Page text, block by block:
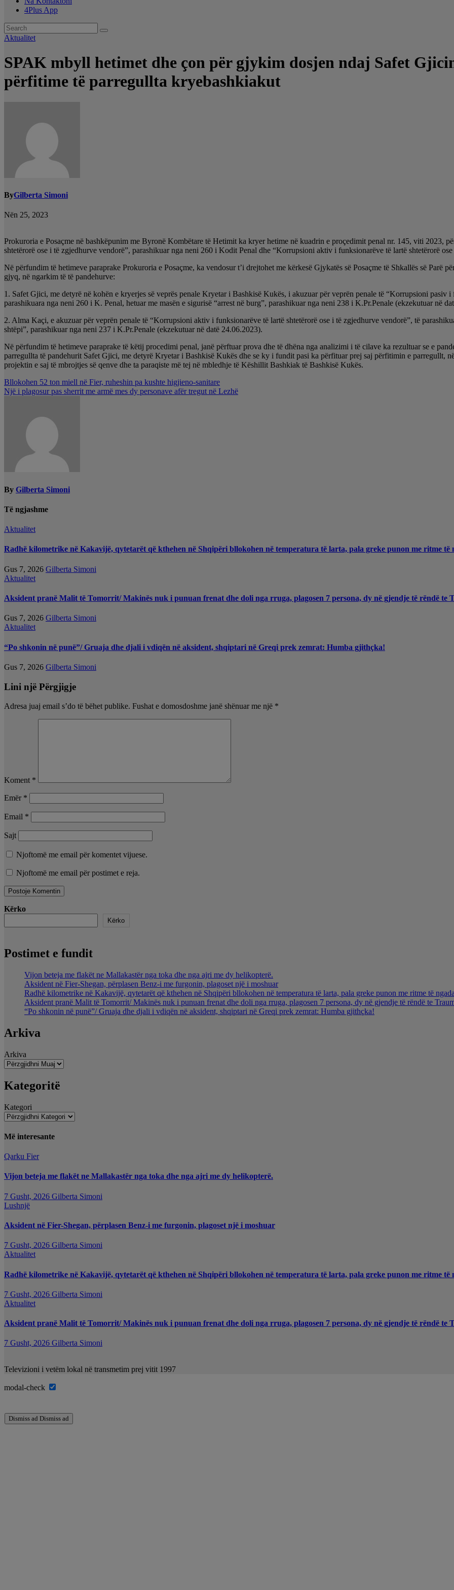
4Plus App
Aktualitet
SPAK mbyll hetimet dhe çon për gjykim dosjen ndaj Safet
përfitime të parregullta kryebashkiakut
ByGilberta Simoni
Nën 25, 2023
Prokuroria e Posaçme në bashkëpunim me Byronë Kombëtare të Hetimit ka kryer hetime në kuadrin e proçedimit penal nr. 145, viti 2023,
shtetërorë ose i të zgjedhurve vendorë”, parashikuar nga neni 260 i Kodit Penal dhe “Korrupsioni aktiv i funksionarëve të lartë shtetërorë
Në përfundim të hetimeve paraprake Prokuroria e Posaçme, ka vendosur t’i drejtohet me kërkesë Gjykatës së Posaçme të Shkallës së Parë
gjyq, në ngarkim të të pandehurve:
1. Safet Gjici, me detyrë në kohën e kryerjes së veprës penale Kryetar i Bashkisë Kukës, i akuzuar për veprën penale të “Korrupsioni pasiv
parashikuara nga neni 260 i K. Penal, hetuar me masën e sigurisë “arrest në burg”, parashikuar nga neni 238 i K.Pr.Penale (ekzekutuar në
2. Alma Kaçi, e akuzuar për veprën penale të “Korrupsioni aktiv i funksionarëve të lartë shtetërorë ose i të zgjedhurve vendorë”, të
shtëpi”, parashikuar nga neni 237 i K.Pr.Penale (ekzekutuar në datë 24.06.2023).
Në përfundim të hetimeve paraprake të këtij procedimi penal, janë përftuar prova dhe të dhëna nga analizimi i të cilave ka rezultuar se e
parregullta të pandehurit Safet Gjici, me detyrë Kryetar i Bashkisë Kukës dhe se ky i fundit pasi ka përfituar prej saj përfitimin e parregullt,
projektin e saj të mbrojtjes së qenve dhe ta paraqiste më tej në mbledhje të Këshillit Bashkiak të Bashkisë Kukës.
Lëvizje
te
Bllokohen 52 ton miell në Fier, ruheshin pa kushte higjieno-sanitare
Një i plagosur pas sherrit me armë mes dy personave afër tregut në Lezhë
By Gilberta Simoni
Të ngjashme
Aktualitet
Radhë kilometrike në Kakavijë, qytetarët që kthehen në Shqipëri bllokohen në temperatura të larta, pala greke punon me ritme të
Gus 7, 2026 Gilberta Simoni
Aktualitet
Aksident pranë Malit të Tomorrit/ Makinës nuk i punuan frenat dhe doli nga rruga, plagosen 7 persona, dy në gjendje të rëndë te
Gus 7, 2026 Gilberta Simoni
Aktualitet
“Po shkonin në punë”/ Gruaja dhe djali i vdiqën në aksident, shqiptari në Greqi prek zemrat: Humba gjithçka!
Gus 7, 2026 Gilberta Simoni
Lini një Përgjigje
Adresa juaj email s’do të bëhet publike. Fushat e domosdoshme janë shënuar me një *
Koment *
Emër *
Email *
Sajt
Njoftomë me email për komentet vijuese.
Njoftomë me email për postimet e reja.
Kërko
Kërko
Postimet e fundit
Vijon beteja me flakët ne Mallakastër nga toka dhe nga ajri me dy helikopterë.
Aksident në Fier-Shegan, përplasen Benz-i me furgonin, plagoset një i moshuar
Radhë kilometrike në Kakavijë, qytetarët që kthehen në Shqipëri bllokohen në temperatura të larta, pala greke punon me ritme të
Aksident pranë Malit të Tomorrit/ Makinës nuk i punuan frenat dhe doli nga rruga, plagosen 7 persona, dy në gjendje të rëndë te
“Po shkonin në punë”/ Gruaja dhe djali i vdiqën në aksident, shqiptari në Greqi prek zemrat: Humba gjithçka!
Arkiva
Arkiva
Kategoritë
Kategori
Më interesante
Qarku Fier
Vijon beteja me flakët ne Mallakastër nga toka dhe nga ajri me dy helikopterë.
7 Gusht, 2026 Gilberta Simoni
Lushnjë
Aksident në Fier-Shegan, përplasen Benz-i me furgonin, plagoset një i moshuar
7 Gusht, 2026 Gilberta Simoni
Aktualitet
Radhë kilometrike në Kakavijë, qytetarët që kthehen në Shqipëri bllokohen në temperatura të larta, pala greke punon me ritme të
7 Gusht, 2026 Gilberta Simoni
Aktualitet
Aksident pranë Malit të Tomorrit/ Makinës nuk i punuan frenat dhe doli nga rruga, plagosen 7 persona, dy në gjendje të rëndë te
7 Gusht, 2026 Gilberta Simoni
Televizioni i vetëm lokal në transmetim prej vitit 1997
modal-check
Dismiss ad Dismiss ad